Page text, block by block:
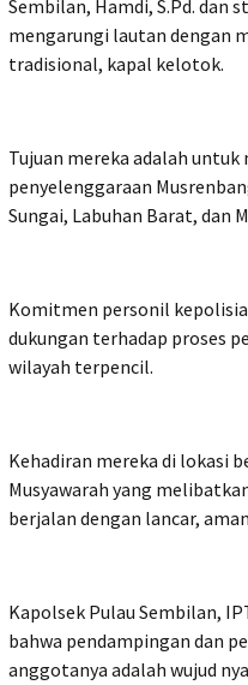
Sembilan, Hamdi, S.Pd. dan
mengarungi lautan dengan
tradisional, kapal kelotok.
Tujuan mereka adalah
penyelenggaraan
Sungai, Labuhan Barat, dan
Komitmen personil
dukungan terhadap proses
wilayah terpencil.
Kehadiran mereka di lokasi
Musyawarah yang
berjalan dengan lancar,
Kapolsek Pulau Sembilan,
bahwa pendampingan dan
anggotanya adalah wujud